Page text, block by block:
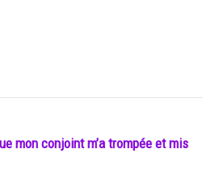
mon conjoint m’a trompée et mis